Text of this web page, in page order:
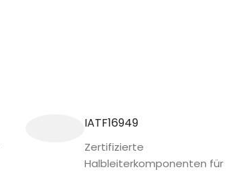
IATF16949
Zertifizierte
Halbleiterkomponenten für